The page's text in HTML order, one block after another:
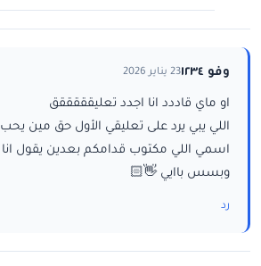
وفو ١٢٣٤ 23 يناير 2026
او ماي قاددد انا اجدد تعليقققققق
اللي يبي يرد على تعليقي الأول حق مين
اسمي اللي مكتوب قدامكم بعدين يقول انا
وبسس باايي 👋🏻
رد